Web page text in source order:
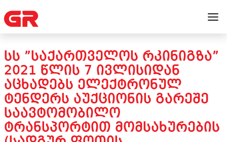
ᲡᲡ ”ᲡᲐᲥᲐᲠᲗᲕᲔᲚᲝᲡ ᲠᲙᲘᲜᲘᲒᲖᲐ”
2021 ᲬᲚᲘᲡ 7 ᲘᲕᲚᲘᲡᲘᲓᲐᲜ
ᲐᲪᲮᲐᲓᲔᲑᲡ ᲔᲚᲔᲥᲢᲠᲝᲜᲣᲚ
ᲢᲔᲜᲓᲔᲠᲡ ᲐᲣᲥᲪᲘᲝᲜᲘᲡ ᲒᲐᲠᲔᲨᲔ
ᲡᲐᲐᲕᲢᲝᲛᲝᲑᲘᲚᲝ
ᲢᲠᲐᲜᲡᲞᲝᲠᲢᲘᲗ ᲛᲝᲛᲡᲐᲮᲣᲠᲔᲑᲘᲡ